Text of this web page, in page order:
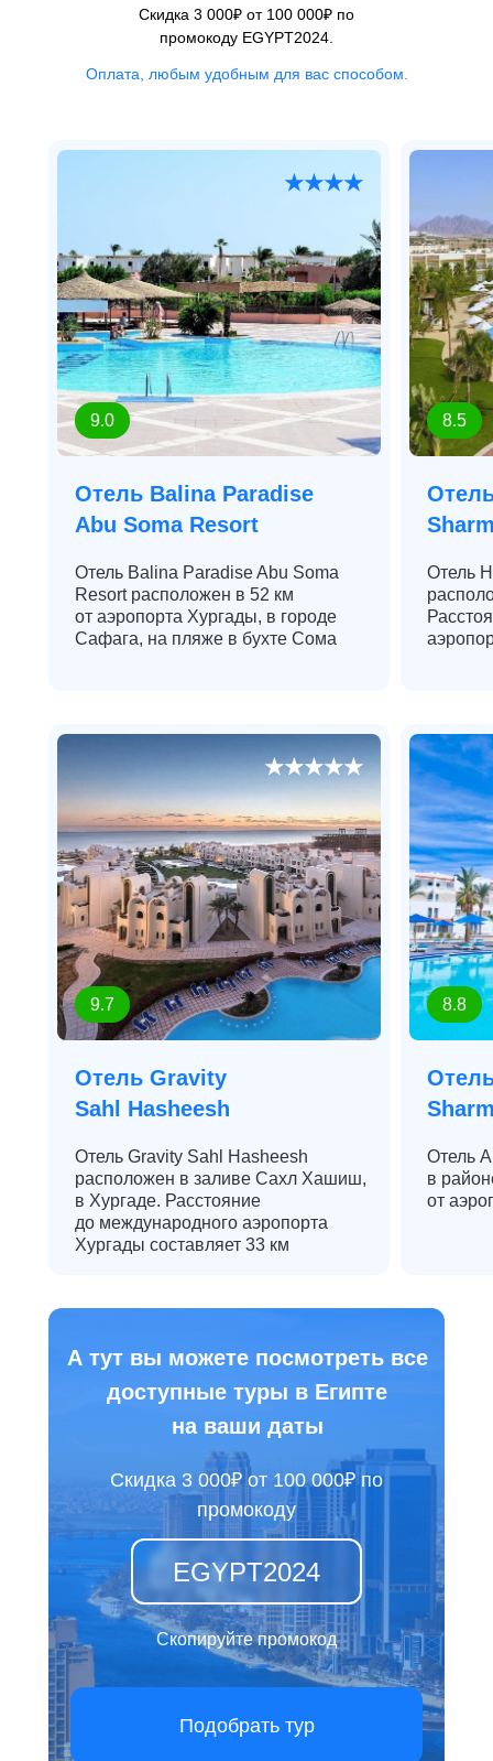
Оплата, любым удобным для вас способом.
Скидка 3 000₽ от 100 000₽ по
промокоду EGYPT2024.
Отель Balina Paradise
Abu Soma Resort
★★★★
Отель Balina Paradise Abu Soma
Resort расположен в 52 км
от аэропорта Хургады, в городе
Сафага, на пляже в бухте Сома
9.0
Отель
8.5
Отель Gravity
Sahl Hasheesh
★★★★★
Отель Gravity Sahl Hasheesh
расположен в заливе Сахл Хашиш,
в Хургаде. Расстояние
до международного аэропорта
Хургады составляет 33 км
9.7
Отель
в
от
8.8
А тут вы можете посмотреть все
доступные туры в Египте
на ваши даты
Скидка 3 000₽ от 100 000₽ по
промокоду
EGYPT2024
Скопируйте промокод
Подобрать тур